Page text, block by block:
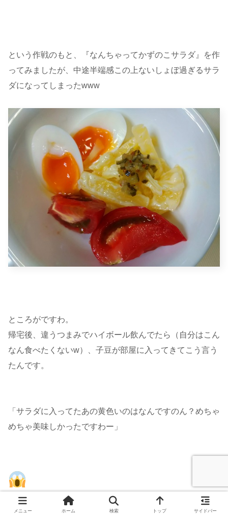
という作戦のもと、『なんちゃってかずのこサラダ』を作
ってみましたが、中途半端感この上ないしょぼ過ぎるサラ
ダになってしまったwww
ところがですわ。
帰宅後、違うつまみでハイボール飲んでたら（自分はこん
なん食べたくないw）、子豆が部屋に入ってきてこう言う
たんです。
「サラダに入ってたあの黄色いのはなんですのん？めちゃ
めちゃ美味しかったですわー」
メニュー ホーム 検索 トップ サイドバー